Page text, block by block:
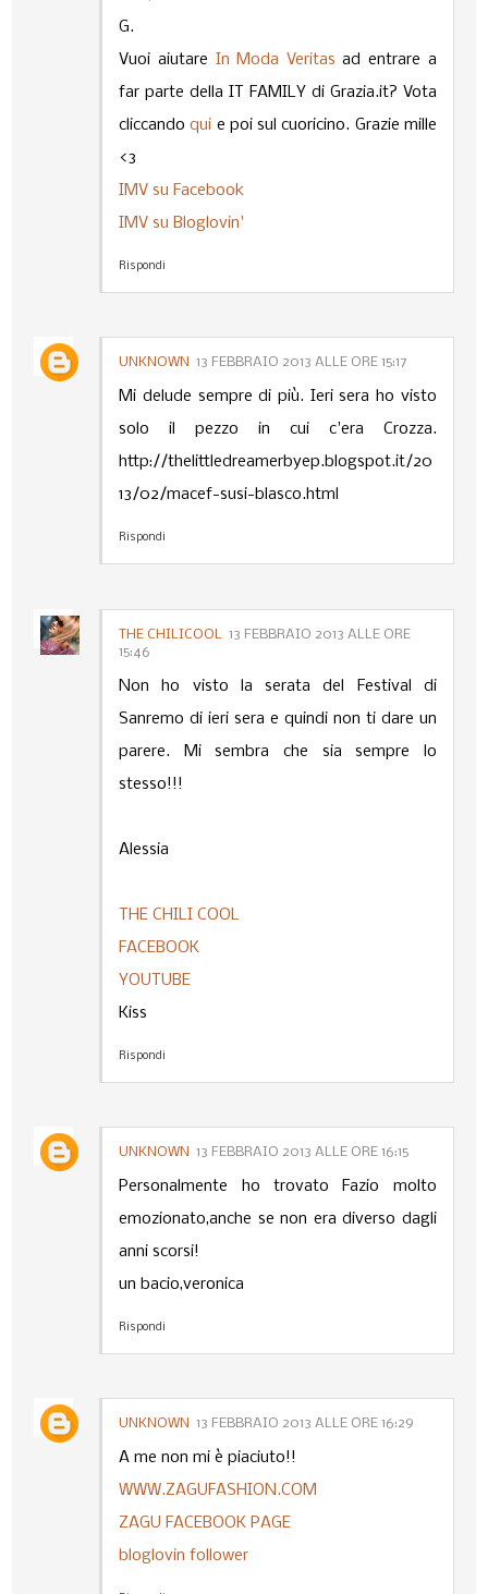
G.
Vuoi aiutare In Moda Veritas ad entrare a
far parte della IT FAMILY di Grazia.it? Vota
cliccandoqui e poi sul cuoricino. Grazie mille
<3
IMV su Facebook
IMV su Bloglovin'
Rispondi
UNKNOWN 13 FEBBRAIO 2013 ALLE ORE 15:17
Mi delude sempre di più. Ieri sera ho visto
solo il pezzo in cui c'era Crozza.
http://thelittledreamerbyep.blogspot.it/20
13/02/macef-susi-blasco.html
Rispondi
THE CHILICOOL 13 FEBBRAIO 2013 ALLE ORE
15:46
Non ho visto la serata del Festival di
Sanremo di ieri sera e quindi non ti dare un
parere. Mi sembra che sia sempre lo
stesso!!!
Alessia
THE CHILI COOL
FACEBOOK
YOUTUBE
Kiss
Rispondi
UNKNOWN 13 FEBBRAIO 2013 ALLE ORE 16:15
Personalmente ho trovato Fazio molto
emozionato,anche se non era diverso dagli
anni scorsi!
un bacio,veronica
Rispondi
UNKNOWN 13 FEBBRAIO 2013 ALLE ORE 16:29
A me non mi è piaciuto!!
WWW.ZAGUFASHION.COM
ZAGU FACEBOOK PAGE
bloglovin follower